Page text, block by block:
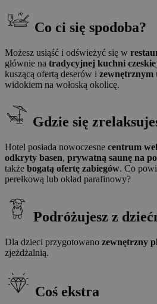
Co ci się spodoba?
Możesz usiąść i odświeżyć się w
głównie na tradycyjnej kuchni
kuszącą ofertą deserów i zewnętrznym
widokiem na wołoską okolicę.
Gdzie się
Hotel posiada nowoczesne centrum
odkryty basen, prywatną saunę na
także bogatą ofertę zabiegów. Co
perełkową lub okład parafinowy?
Podróżujesz z
Dla dzieci przygotowano zewnętrzny
zjeżdżalnią.
Coś ekstra